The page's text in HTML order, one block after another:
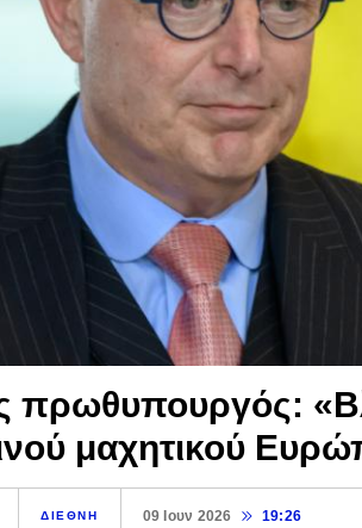
πρωθυπουργός:
μαχητικού
ΔΙΕΘΝΗ 09 Ιουν 2026 19:26